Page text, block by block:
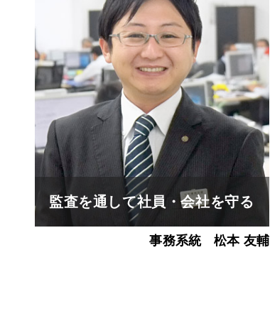
監査を通して社員・会社を守る
事務系統松本 友輔